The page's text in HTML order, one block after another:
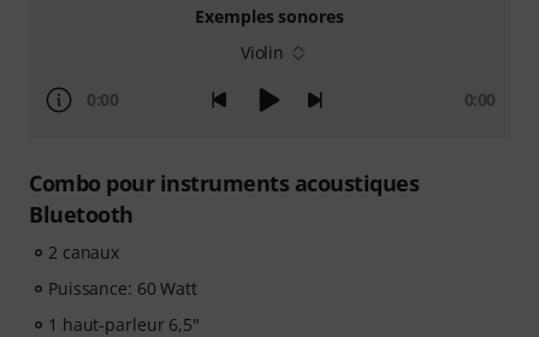
Exemples sonores
Violin
0:00 0:00
Combo pour instruments acoustiques
Bluetooth
2 canaux
Puissance: 60 Watt
1 haut-parleur 6,5"